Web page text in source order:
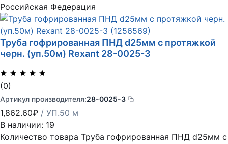
Российская Федерация
Труба гофрированная ПНД d25мм с протяжкой
черн. (уп.50м) Rexant 28-0025-3
(0)
Артикул производителя:28-0025-3
1,862.60₽ / УП.50 м
В наличии: 19
Количество товара Труба гофрированная ПНД d25мм с